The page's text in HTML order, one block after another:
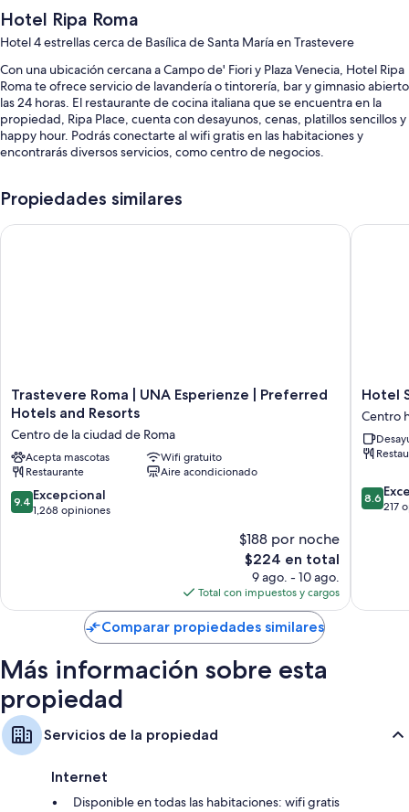
Hotel Ripa Roma
Hotel 4 estrellas cerca de Basílica de Santa María en Trastevere
Con una ubicación cercana a Campo de' Fiori y Plaza Venecia, Hotel Ripa
Roma te ofrece servicio de lavandería o tintorería, bar y gimnasio abierto
las 24 horas. El restaurante de cocina italiana que se encuentra en la
propiedad, Ripa Place, cuenta con desayunos, cenas, platillos sencillos y
happy hour. Podrás conectarte al wifi gratis en las habitaciones y
encontrarás diversos servicios, como centro de negocios.
Servicio de limusina o auto, desayuno completo (con cargo) y
estacionamiento (con cargo)
Las 199 habitaciones ofrecen comodidades como aire acondicionado,
huéspedes destacan de manera especial la limpieza de las habitaciones.
Otros servicios que también encontrarás son:
Baños con bidets y tinas o regaderas
Televisiones LCD con canales digitales
Balcones, frigobares y servicio de limpieza diario
Propiedades similares
Trastevere
Roma
UNA
Esperienze
|
Preferred
Hotels
ciudad
Trastevere Roma | UNA Esperienze | Preferred
Hotels and Resorts
Centro de la ciudad de Roma
Acepta mascotas
Wifi gratuito
Restaurante
Aire acondicionado
9.4
de
9.4 Excepcional
1,268 opiniones
$188 por noche
El
precio
actual
es
de
$224
$224 en total
9 ago. - 10 ago.
Total con impuestos y cargos
Trastevere Roma | UNA Esperienze | Preferred Hotels and
Hotel
Santa
Prisca
Centro
histórico
Roma
Hotel
Centro
8.6
de
8.6
217
Hotel
Comparar propiedades similares
Más información sobre esta
propiedad
Servicios de la propiedad
Internet
Disponible en todas las habitaciones: wifi gratis